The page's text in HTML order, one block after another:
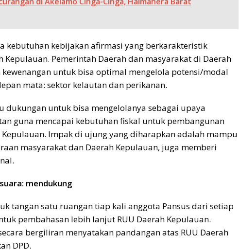
kebutuhan kebijakan afirmasi yang berkarakteristik
Kepulauan. Pemerintah Daerah dan masyarakat di Daerah
untuk bisa optimal mengelola potensi/modal
mata: sektor kelautan dan perikanan.
dukungan untuk bisa mengelolanya sebagai upaya
guna mencapai kebutuhan fiskal untuk pembangunan
Impak di ujung yang diharapkan adalah mampu
masyarakat dan Daerah Kepulauan, juga memberi
mendukung
tangan satu ruangan tiap kali anggota Pansus dari setiap
pembahasan lebih lanjut RUU Daerah Kepulauan.
bergiliran menyatakan pandangan atas RUU Daerah
DPD.